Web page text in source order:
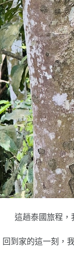
這趟泰國旅程，
回到家的這一刻，